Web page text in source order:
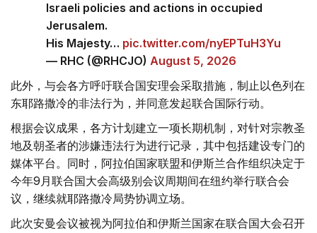
Israeli policies and actions in occupied
Jerusalem.
His Majesty… pic.twitter.com/nyEPTuH3Yu
— RHC (@RHCJO) August 5, 2026
此外，与会各方呼吁联合国安理会采取措施，制止以色列在
东耶路撒冷的非法行为，并同意发起联合国际行动。
根据会议成果，各方计划建立一项长期机制，对针对宗教圣
地及朝圣者的涉嫌违法行为进行记录，其中包括建设专门的
媒体平台。同时，阿拉伯国家联盟和伊斯兰合作组织决定于
今年9月联合国大会高级别会议周期间在纽约举行联合会
议，继续就耶路撒冷局势协调立场。
此次安曼会议被视为阿拉伯和伊斯兰国家在联合国大会召开